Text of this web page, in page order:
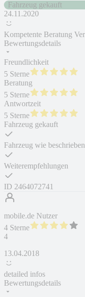
Fahrzeug gekauft
24.11.2020
Kompetente Beratung
Bewertungsdetails
Freundlichkeit
5 Sterne
Beratung
5 Sterne
Antwortzeit
5 Sterne
Fahrzeug gekauft
Fahrzeug wie beschrieben
Weiterempfehlungen
ID 2464072741
mobile.de Nutzer
4 Sterne
4
13.04.2018
detailed infos
Bewertungsdetails